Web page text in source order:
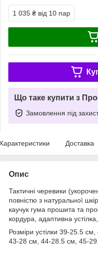
1 035 ₴ від 10 пар
Що таке купити з
Замовлення під
Доставка
Опис
Тактичні черевики
повністю з натуральної
каучук гума прошита та
кордура, адаптивна
Розміри устілки 39-25.5
43-28 см, 44-28.5 см, 45-